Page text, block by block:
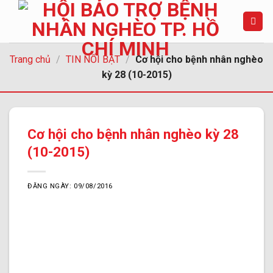
Chuyển
dung
Trang chủ / TIN NỔI BẬT / Cơ hội cho bệnh nhân nghèo
kỳ 28 (10-2015)
Cơ hội cho bệnh nhân nghèo kỳ 28
(10-2015)
ĐĂNG NGÀY: 09/08/2016